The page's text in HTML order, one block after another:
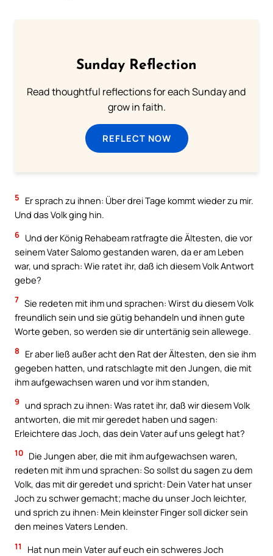
Sunday Reflection
Read thoughtful reflections for each Sunday and
grow in faith.
REFLECT NOW
5
Er sprach zu ihnen: Über drei Tage kommt wieder zu mir.
Und das Volk ging hin.
6 Und der König Rehabeam ratfragte die Ältesten, die vor
seinem Vater Salomo gestanden waren, da er am Leben
war, und sprach: Wie ratet ihr, daß ich diesem Volk Antwort
gebe?
7 Sie redeten mit ihm und sprachen: Wirst du diesem Volk
freundlich sein und sie gütig behandeln und ihnen gute
Worte geben, so werden sie dir untertänig sein allewege.
8
Er aber ließ außer acht den Rat der Ältesten, den sie ihm
gegeben hatten, und ratschlagte mit den Jungen, die mit
ihm aufgewachsen waren und vor ihm standen,
9 und sprach zu ihnen: Was ratet ihr, daß wir diesem Volk
antworten, die mit mir geredet haben und sagen:
Erleichtere das Joch, das dein Vater auf uns gelegt hat?
10 Die Jungen aber, die mit ihm aufgewachsen waren,
redeten mit ihm und sprachen: So sollst du sagen zu dem
Volk, das mit dir geredet und spricht: Dein Vater hat unser
Joch zu schwer gemacht; mache du unser Joch leichter,
und sprich zu ihnen: Mein kleinster Finger soll dicker sein
den meines Vaters Lenden.
11
Hat nun mein Vater auf euch ein schweres Joch